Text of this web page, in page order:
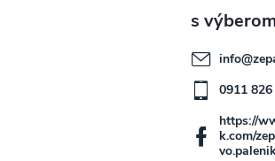
info@
0911
https://
k.com/